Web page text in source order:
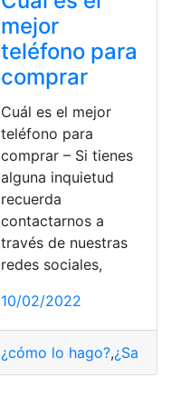
mejor
teléfono para
comprar
Cuál es el mejor
teléfono para
comprar – Si tienes
alguna inquietud
recuerda
contactarnos a
través de nuestras
redes sociales,
10/02/2022
¿cómo lo hago?,¿Sabías